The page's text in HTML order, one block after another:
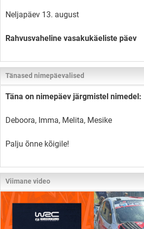
Neljapäev 13. august
Rahvusvaheline vasakukäeliste päev
Tänased nimepäevalised
Täna on nimepäev järgmistel nimedel:
Deboora, Imma, Melita, Mesike
Palju õnne kõigile!
Viimane video